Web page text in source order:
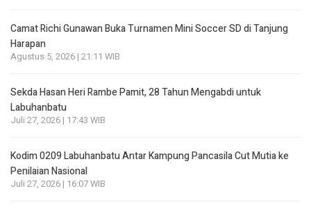
Camat Richi Gunawan Buka Turnamen Mini Soccer SD di Tanjung
Harapan
Agustus 5, 2026 | 21:11 WIB
Sekda Hasan Heri Rambe Pamit, 28 Tahun Mengabdi untuk
Labuhanbatu
Juli 27, 2026 | 17:43 WIB
Kodim 0209 Labuhanbatu Antar Kampung Pancasila Cut Mutia ke
Penilaian Nasional
Juli 27, 2026 | 16:07 WIB